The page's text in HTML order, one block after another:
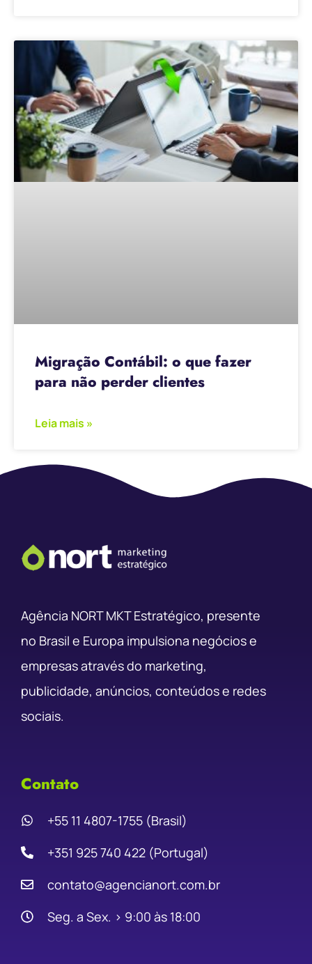
Migração Contábil: o que fazer
para não perder clientes
Leia mais »
Agência NORT MKT Estratégico, presente
no Brasil e Europa impulsiona negócios e
empresas através do marketing,
publicidade, anúncios, conteúdos e redes
sociais.
Contato
+55 11 4807-1755 (Brasil)
+351 925 740 422 (Portugal)
contato@agencianort.com.br
Seg. a Sex. › 9:00 às 18:00